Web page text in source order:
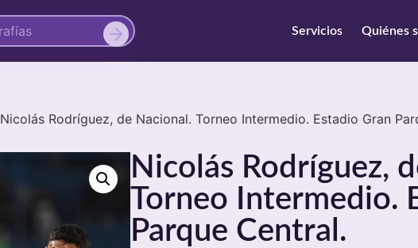
Servicios Quiénes
Nicolás Rodríguez, de Nacional. Torneo Intermedio. Estadio Gran
Nicolás Rodríguez,
Torneo Intermedio.
Parque Central.